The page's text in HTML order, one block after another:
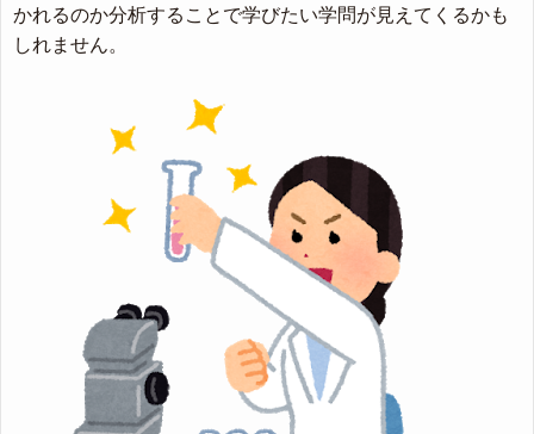
かれるのか分析することで学びたい学問が見えてくるかも
しれません。